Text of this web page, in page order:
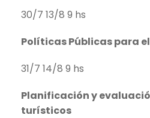
30/7 13/8 9 hs
Políticas Públicas para
31/7 14/8 9 hs
Planificación y
turísticos